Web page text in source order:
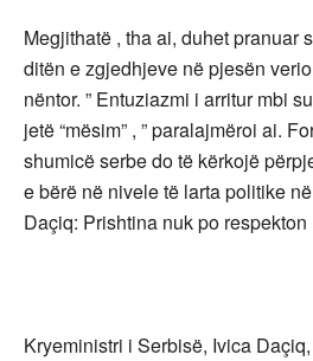
Megjithatë , tha ai, duhet pranuar
ditën e zgjedhjeve në pjesën
nëntor. ” Entuziazmi i arritur mbi
jetë “mësim” , ” paralajmëroi ai.
shumicë serbe do të kërkojë
e bërë në nivele të larta politike
Daçiq: Prishtina nuk po
Kryeministri i Serbisë, Ivica